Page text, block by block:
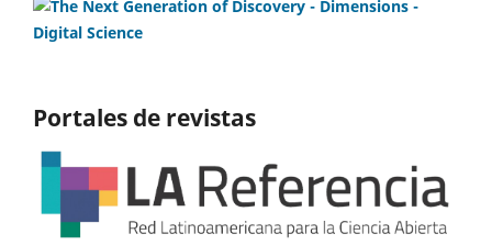
Portales de revistas